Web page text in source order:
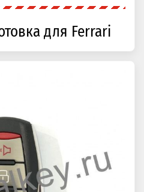
для Ferrari